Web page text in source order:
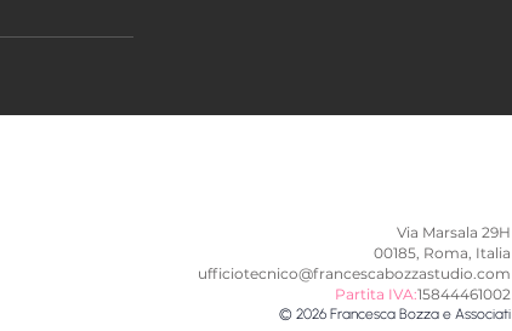
Via Marsala 29H
00185, Roma, Italia
ufficiotecnico@francescabozzastudio.com
Partita IVA:15844461002
© 2026 Francesca Bozza e Associati